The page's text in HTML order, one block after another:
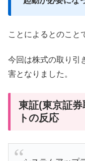
ことによるとのこと
今回は株式の取り引
害となりました。
東証(東京証
トの反応